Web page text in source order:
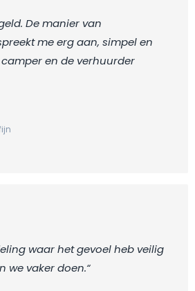
De manier van
me erg aan, simpel en
en de verhuurder
waar het gevoel heb veilig
we vaker doen.“